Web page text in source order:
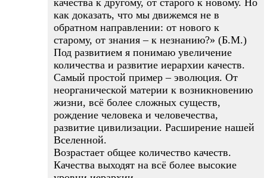
качества к другому, от старого к новому. Но
как доказать, что мы движемся не в
обратном направлении: от нового к
старому, от знания – к незнанию?» (Б.М.)
Под развитием я понимаю увеличение
количества и развитие иерархии качеств.
Самый простой пример – эволюция. От
неорганической материи к возникновению
жизни, всё более сложных существ,
рождение человека и человечества,
развитие цивилизации. Расширение нашей
Вселенной.
Возрастает общее количество качеств.
Качества выходят на всё более высокие